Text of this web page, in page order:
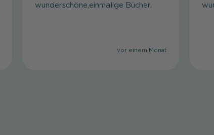
wunderschöne,einmalige Bücher.
vor einem Monat